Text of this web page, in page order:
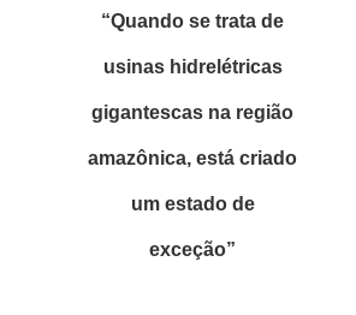
“Quando se trata de
usinas hidrelétricas
gigantescas na região
amazônica, está criado
um estado de
exceção”